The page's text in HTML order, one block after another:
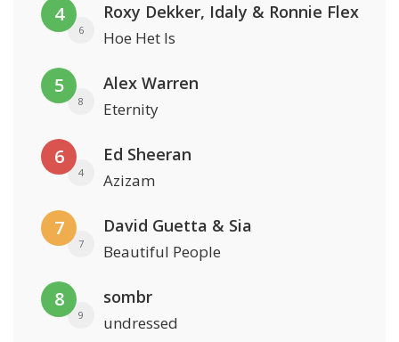
4
6
Roxy Dekker, Idaly & Ronnie Flex
Hoe Het Is
5
8
Alex Warren
Eternity
6
4
Ed Sheeran
Azizam
7
7
David Guetta & Sia
Beautiful People
8
9
sombr
undressed